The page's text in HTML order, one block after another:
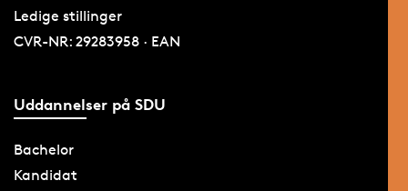
Ledige stillinger
CVR-NR: 29283958 · EAN
Uddannelser på SDU
Bachelor
Kandidat